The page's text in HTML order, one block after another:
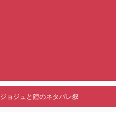
ジョジュと陸のネタバレ叙